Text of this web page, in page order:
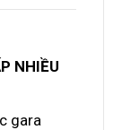
NHIỀU
gara